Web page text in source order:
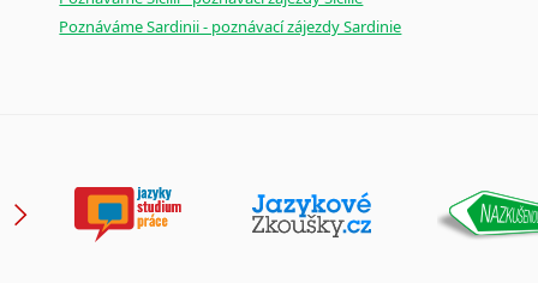
Poznáváme Sardinii - poznávací zájezdy Sardinie